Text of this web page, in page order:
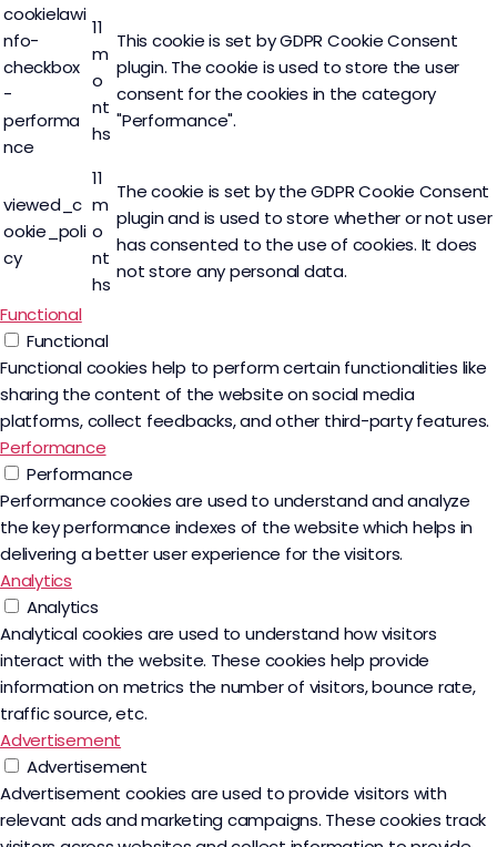
cookielawi
nfo-
checkbox
-
performa
nce
11
m
o
nt
hs
This cookie is set by GDPR Cookie Consent
plugin. The cookie is used to store the user
consent for the cookies in the category
"Performance".
viewed_c
ookie_poli
cy
11
m
o
nt
hs
The cookie is set by the GDPR Cookie Consent
plugin and is used to store whether or not user
has consented to the use of cookies. It does
not store any personal data.
Functional
Functional
Functional cookies help to perform certain functionalities like
sharing the content of the website on social media
platforms, collect feedbacks, and other third-party features.
Performance
Performance
Performance cookies are used to understand and analyze
the key performance indexes of the website which helps in
delivering a better user experience for the visitors.
Analytics
Analytics
Analytical cookies are used to understand how visitors
interact with the website. These cookies help provide
information on metrics the number of visitors, bounce rate,
traffic source, etc.
Advertisement
Advertisement
Advertisement cookies are used to provide visitors with
relevant ads and marketing campaigns. These cookies track